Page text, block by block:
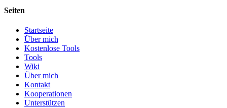
Seiten
Startseite
Über mich
Kostenlose Tools
Tools
Wiki
Über mich
Kontakt
Kooperationen
Unterstützen